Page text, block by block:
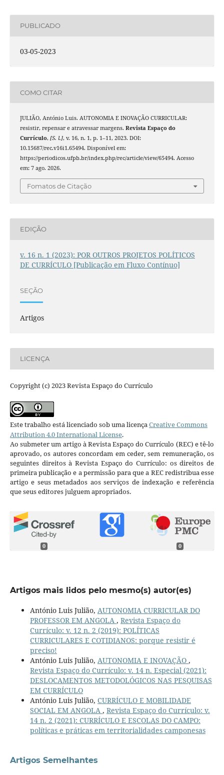
PUBLICADO
03-05-2023
COMO CITAR
JULIÃO, António Luis. AUTONOMIA E INOVAÇÃO CURRICULAR:
resistir, repensar e atravessar margens. Revista Espaço do
Currículo, [S. l.], v. 16, n. 1, p. 1–11, 2023. DOI:
10.15687/rec.v16i1.65494. Disponível em:
https://periodicos.ufpb.br/index.php/rec/article/view/65494. Acesso
em: 7 ago. 2026.
Fomatos de Citação
EDIÇÃO
v. 16 n. 1 (2023): POR OUTROS PROJETOS POLÍTICOS
DE CURRÍCULO [Publicação em Fluxo Contínuo]
SEÇÃO
Artigos
LICENÇA
Copyright (c) 2023 Revista Espaço do Currículo
Este trabalho está licenciado sob uma licençaCreative Commons
Attribution 4.0 International License.
Ao submeter um artigo à Revista Espaço do Currículo (REC) e tê-lo
aprovado, os autores concordam em ceder, sem remuneração, os
seguintes direitos à Revista Espaço do Currículo: os direitos de
primeira publicação e a permissão para que a REC redistribua esse
artigo e seus metadados aos serviços de indexação e referência
que seus editores julguem apropriados.
0 0
Artigos mais lidos pelo mesmo(s) autor(es)
António Luis Julião, AUTONOMIA CURRICULAR DO
PROFESSOR EM ANGOLA , Revista Espaço do
Currículo: v. 12 n. 2 (2019): POLÍTICAS
CURRICULARES E COTIDIANOS: porque resistir é
preciso!
António Luis Julião, AUTONOMIA E INOVAÇÃO ,
Revista Espaço do Currículo: v. 14 n. Especial (2021):
DESLOCAMENTOS METODOLÓGICOS NAS PESQUISAS
EM CURRÍCULO
António Luis Julião, CURRÍCULO E MOBILIDADE
SOCIAL EM ANGOLA , Revista Espaço do Currículo: v.
14 n. 2 (2021): CURRÍCULO E ESCOLAS DO CAMPO:
políticas e práticas em territorialidades camponesas
Artigos Semelhantes